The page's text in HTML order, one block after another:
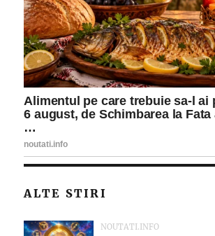
ALTE STIRI
NOUTATI.INFO